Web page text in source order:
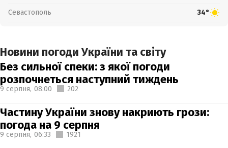
Севастополь 34°
Новини погоди України та світу
Без сильної спеки: з якої погоди
розпочнеться наступний тиждень
9 серпня, 08:00 202
Частину України знову накриють грози:
погода на 9 серпня
9 серпня, 06:33 1921